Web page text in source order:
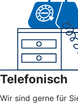
Telefonisch
Wir sind gerne für